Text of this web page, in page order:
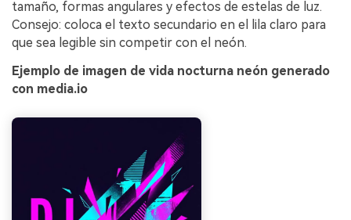
tamaño, formas angulares y efectos de estelas de luz.
Consejo: coloca el texto secundario en el lila claro para
que sea legible sin competir con el neón.
Ejemplo de imagen de vida nocturna neón generado
con media.io